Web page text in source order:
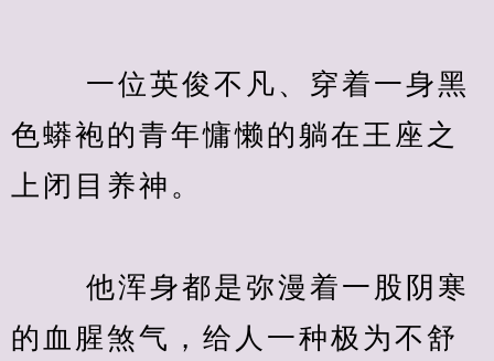
一位英俊不凡、穿着一身黑
色蟒袍的青年慵懒的躺在王座之
上闭目养神。
他浑身都是弥漫着一股阴寒
的血腥煞气，给人一种极为不舒